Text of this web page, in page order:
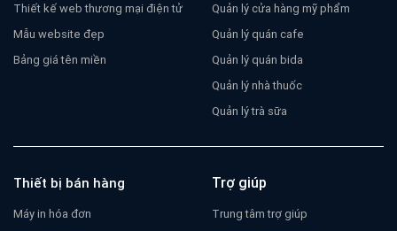
Thiết kế web thương mại điện tử
Mẫu website đẹp
Bảng giá tên miền
Quản lý cửa hàng mỹ phẩm
Quản lý quán cafe
Quản lý quán bida
Quản lý nhà thuốc
Quản lý trà sữa
Thiết bị bán hàng
Máy in hóa đơn
Trợ giúp
Trung tâm trợ giúp